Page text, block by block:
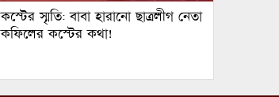
কস্টের স্মৃতি: বাবা হারানো ছাত্রলীগ নেতা
কফিলের কস্টের কথা!